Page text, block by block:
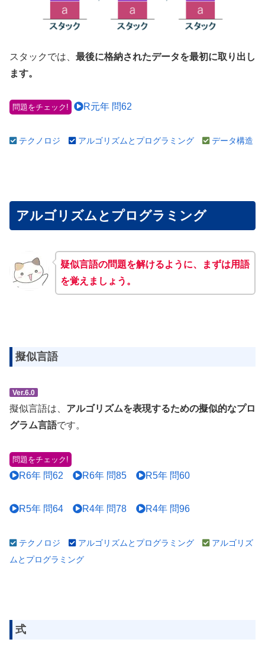
スタックでは、 最後に格納されたデータを最初に取り出し
ます。
問題をチェック! R元年 問62
テクノロジ アルゴリズムとプログラミング データ構造
アルゴリズムとプログラミング
疑似言語の問題を解けるように、まずは用語
を覚えましょう。
擬似言語
Ver.6.0
擬似言語は、 アルゴリズムを表現するための擬似的なプロ
グラム言語です。
問題をチェック!
R6年 問62 R6年 問85 R5年 問60
R5年 問64 R4年 問78 R4年 問96
テクノロジ アルゴリズムとプログラミング
アルゴリズ
ムとプログラミング
式